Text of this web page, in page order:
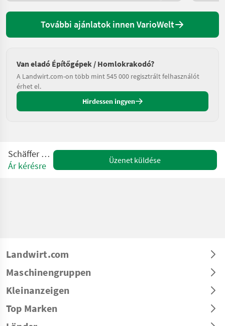
További ajánlatok innen VarioWelt
Van eladó Építőgépek / Homlokrakodó?
A Landwirt.com-on több mint 545 000 regisztrált felhasználót
érhet el.
Hirdessen ingyen
Schäffer 5470 Z
Ár kérésre
Üzenet küldése
Landwirt.com
Maschinengruppen
Kleinanzeigen
Top Marken